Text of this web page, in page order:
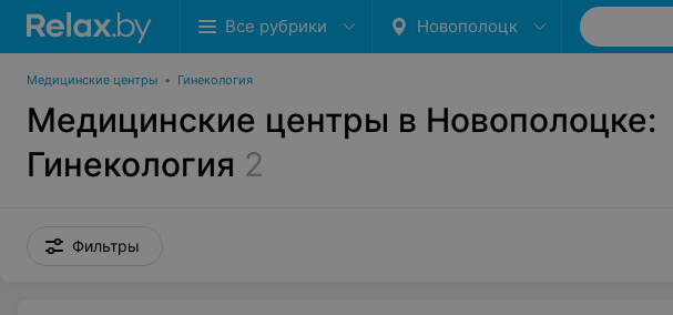
Все рубрики Новополоцк
Медицинские центры • Гинекология
Медицинские центры в Новополоцке:
Гинекология 2
Фильтры